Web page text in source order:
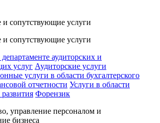
и сопутствующие услуги
и сопутствующие услуги
аудиторских и
услуг Аудиторские услуги
услуги в области бухгалтерского
отчетности Услуги в области
Форензик
управление персоналом и
бизнеса